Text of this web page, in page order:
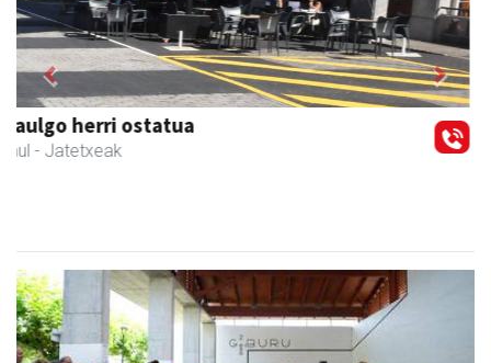
Amonarriz iturgintza S. L.
Larraul - Iturgintza
Previous Next